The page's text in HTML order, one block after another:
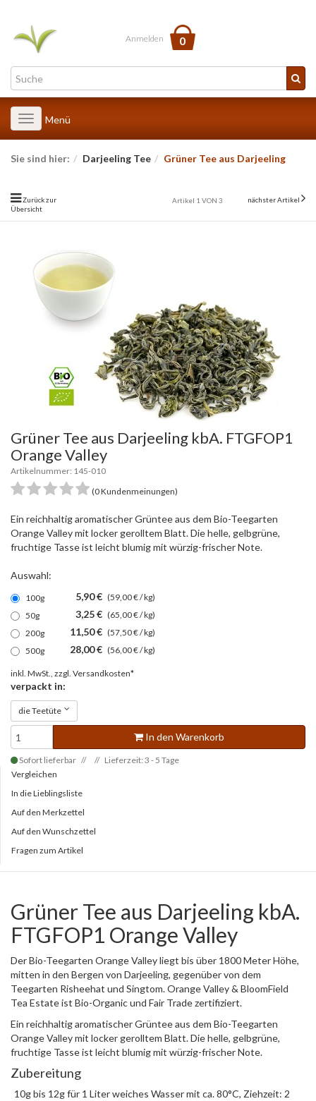
Anmelden 0
Toggle
navigation
Menü
Sie sind hier: Darjeeling Tee Grüner Tee aus Darjeeling
Zurück zur
Übersicht
Artikel 1 VON 3 nächster Artikel
Grüner Tee aus Darjeeling kbA. FTGFOP1
Orange Valley
Artikelnummer: 145-010
(0 Kundenmeinungen)
Ein reichhaltig aromatischer Grüntee aus dem Bio-Teegarten
Orange Valley mit locker gerolltem Blatt. Die helle, gelbgrüne,
fruchtige Tasse ist leicht blumig mit würzig-frischer Note.
Auswahl:
100g 5,90 € (59,00 € / kg)
50g
3,25 € (65,00 € / kg)
200g
11,50 € (57,50 € / kg)
500g
28,00 € (56,00 € / kg)
inkl. MwSt., zzgl. Versandkosten*
verpackt in:
die Teetüte
In den Warenkorb
Sofort lieferbar
Lieferzeit: 3 - 5 Tage
Vergleichen
In die Lieblingsliste
Auf den Merkzettel
Auf den Wunschzettel
Fragen zum Artikel
Grüner Tee aus Darjeeling kbA.
FTGFOP1 Orange Valley
Der Bio-Teegarten Orange Valley liegt bis über 1800 Meter Höhe,
mitten in den Bergen von Darjeeling, gegenüber von dem
Teegarten Risheehat und Singtom. Orange Valley & BloomField
Tea Estate ist Bio-Organic und Fair Trade zertifiziert.
Ein reichhaltig aromatischer Grüntee aus dem Bio-Teegarten
Orange Valley mit locker gerolltem Blatt. Die helle, gelbgrüne,
fruchtige Tasse ist leicht blumig mit würzig-frischer Note.
Zubereitung
10g bis 12g für 1 Liter weiches Wasser mit ca. 80°C, Ziehzeit: 2